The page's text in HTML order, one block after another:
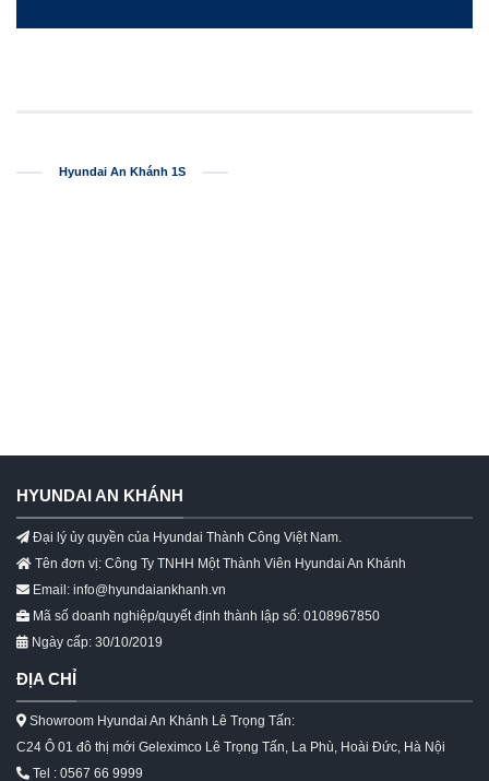
Hyundai An Khánh 1S
HYUNDAI AN KHÁNH
Đại lý ủy quyền của Hyundai Thành Công Việt Nam.
Tên đơn vị: Công Ty TNHH Một Thành Viên Hyundai An Khánh
Email: info@hyundaiankhanh.vn
Mã số doanh nghiệp/quyết định thành lập số: 0108967850
Ngày cấp: 30/10/2019
ĐỊA CHỈ
Showroom Hyundai An Khánh Lê Trọng Tấn:
C24 Ô 01 đô thị mới Geleximco Lê Trọng Tấn, La Phù, Hoài Đức, Hà Nội
Tel : 0567 66 9999